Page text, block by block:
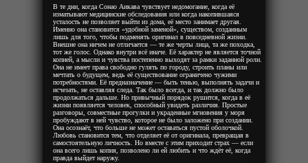
В те дни, когда Сонао Аикава чувствует недомогание, когда её
изматывают медицинские обследования или когда накопившаяся
усталость не позволяет выйти из дома, её место занимает другая.
Именно она становится «удобной заменой», существом, созданным
лишь для того, чтобы подменять оригинал в повседневной жизни.
Внешне она ничем не отличается — те же черты лица, та же походка,
тот же голос. Однако внутри всё иначе. Её характер не является точной
копией, а мысли и чувства постепенно выходят за рамки заданной роли.
Она не имеет права свободно гулять по городу, строить планы или
мечтать о будущем, ведь её существование ограничено чужими
потребностями. Её предназначение — быть тенью, выполнять задачи и
исчезать, не оставляя следа. Так было всегда, и так должно было
продолжаться дальше. Но привычный порядок рушится, когда в её
жизни появляется человек, способный увидеть различия. Простые
разговоры, совместные прогулки и украденные мгновения у моря
пробуждают в ней чувство, которое не было заложено при создании.
Она осознаёт, что больше не может оставаться пустой оболочкой.
Любовь становится тем, что отделяет её от оригинала, превращая в
самостоятельную личность. Но вместе с этим приходит страх — если
она всего лишь копия, позволено ли ей любить и что ждёт её, когда
правда выйдет наружу.